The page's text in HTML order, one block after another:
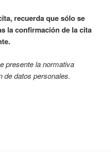
recuerda que sólo se
la confirmación de la cita
presente la normativa
de datos personales.